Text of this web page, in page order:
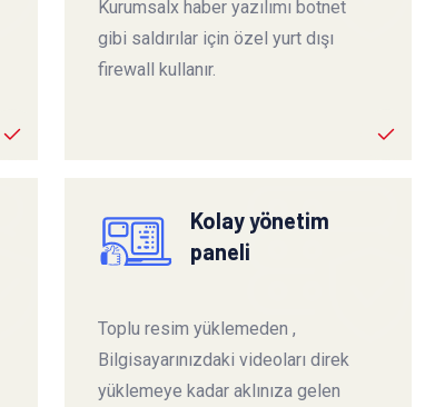
Kurumsalx haber yazılımı botnet
gibi saldırılar için özel yurt dışı
firewall kullanır.
Kolay yönetim
paneli
Toplu resim yüklemeden ,
Bilgisayarınızdaki videoları direk
yüklemeye kadar aklınıza gelen